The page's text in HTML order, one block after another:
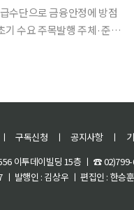
수단으로 금융안정에 방점
수요 주목발행 주체·준비
ㅣ 구독신청 ㅣ 공지사항 ㅣ
이투데이빌딩 15층 ㅣ ☎
발행인 : 김상우 ㅣ 편집인 : 한승